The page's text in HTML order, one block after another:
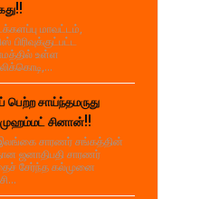
மாவட்டம்,
பிரிவுக்குட்பட்ட
உள்ள
பெற்ற சாய்ந்தமருது
சினான்!!
இலங்கை சாரணர் சங்கத்தின்
ஜனாதிபதி சாரணர்
சேர்ந்த கல்முனை